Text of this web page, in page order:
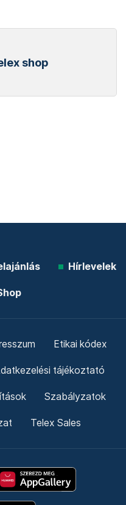
shop
Hírlevelek
Etikai kódex
tájékoztató
Szabályzatok
Telex Sales